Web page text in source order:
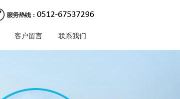
客户留言 联系我们